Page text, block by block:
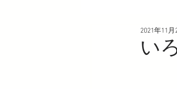
💡 スタイリング・
い
2021年11月